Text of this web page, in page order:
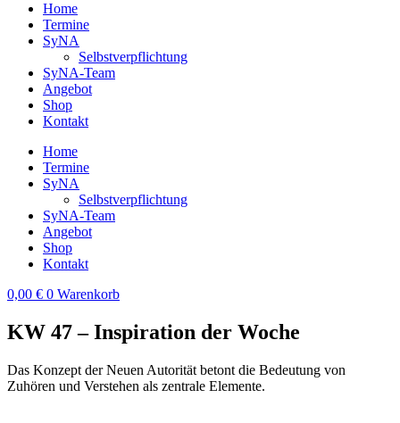
Home
Termine
SyNA
Selbstverpflichtung
SyNA-Team
Angebot
Shop
Kontakt
Home
Termine
SyNA
Selbstverpflichtung
SyNA-Team
Angebot
Shop
Kontakt
0,00 € 0 Warenkorb
KW 47 – Inspiration der Woche
Das Konzept der Neuen Autorität betont die Bedeutung von
Zuhören und Verstehen als zentrale Elemente.